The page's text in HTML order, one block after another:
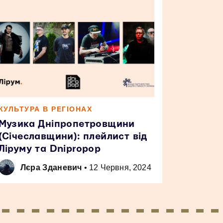
В РЕГІОНАХ
Дніпропетровщини
плейлист від
та Dnipropop
Лєра Зданевич • 12 Червня, 2024